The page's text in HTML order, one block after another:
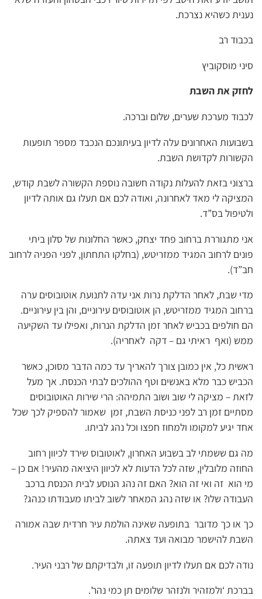
נענית כשהיא נצרכת.
בכבוד רב
סיני מוסקוביץ
לחזק את השבת
לכבוד מערכת שערים, שלום וברכה.
בשבועות האחרונים עלה לדיון בעיתונכם הנכבד מספר תופעות
הקשורות לקדושת השבת.
ברצוני בזאת להעלות נקודה חשובה נוספת הקשורה לשבת קודש,
המציקה לי מאד לאחרונה, ואודה לכם אם תעלו גם אותה לדיון
ולטיפול בס”ד.
אני מתגוררת ברחוב פחד יצחק, כאשר החלונות של סלון ביתי
פונים לרחוב המגיד ממזריטש, (בחלקו התחתון, לפני הפניה לרחוב
חב”ד).
מדי שבת, לאחר הדלקת נרות אני עדה לתנועת אוטובוסים ערה
ברחוב המגיד ממזריטש, הן אוטובוסים עירוניים, והן בין עירוניים.
הם חולפים בכביש לאחר זמן הדלקת הנרות, ואפילו עד השקיעה
ממש (ואף ראיתי גם – דקה לאחריה).
ראשית כל, אין כמובן צורך להאריך עד כמה הדבר מסוכן, כאשר
הכביש כבר מלא באנשים וטף ההולכים לבתי הכנסת. אך מעל
לזאת – מציקה לי שוב ושוב התמיהה: הרי שירות האוטובוסים
מסתיים זמן רב לפני כניסת השבת, זמן שאמור להספיק לכך שכל
אחד יגיע למקומו ולמחוז חפצו וכל נהג לביתו.
מה גם ששמתי לב בשבוע האחרון, לאוטובוס שירד לכיוון רחוב
החוזה מלובלין, שזה לכל הדעות לא לכיוון היציאה מהעיר! אם כן –
מי הוא זה ואי זה הוא? האם זה נהג הנוסע לבית הכנסת ברכב
העבודה שלו? או שזה נהג המאחר לשוב לביתו מעבודתו כנהג?
כך או כך מדובר בתופעה שאינה הולמת עיר חרדית שבה אמורה
השבת להישמר מבואה ועד צאתה.
נודה לכם אם תעלו לדיון תופעה זו, ולבדיקתם של רבני העיר.
בברכת ‘ולמזהיר ולנזהר שלומים תן כמי נהר’.